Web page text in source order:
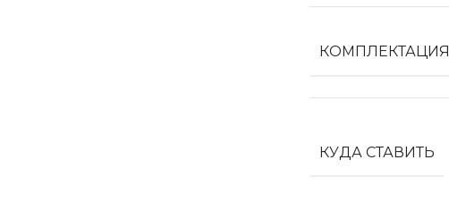
КОМПЛЕКТАЦИЯ
КУДА СТАВИТЬ